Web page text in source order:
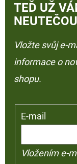
TEĎ UŽ
Vložte svůj e-
informace o
shopu.
E-mail
Vložením e-